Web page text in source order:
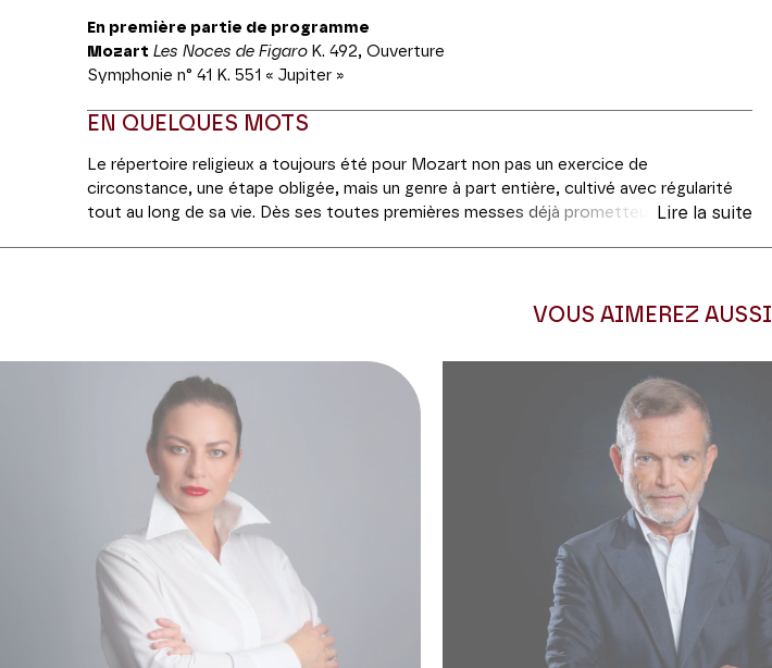
En première partie de programme
Mozart Les Noces de FigaroK. 492, Ouverture
Symphonie n° 41 K. 551 « Jupiter »
EN QUELQUES MOTS
Le répertoire religieux a toujours été pour Mozart non pas un exercice de
circonstance, une étape obligée, mais un genre à part entière, cultivé avec régularité
tout au long de sa vie. Dès ses toutes premières messes déjà prometteuses, leLire la suite
VOUS AIMEREZ AUSSI